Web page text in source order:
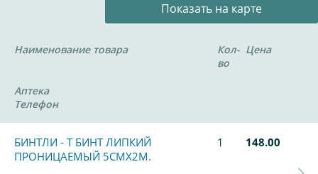
Показать на карте
Наименование товара
Кол-
во
Цена
Аптека
Телефон
БИНТЛИ - Т БИНТ ЛИПКИЙ
ПРОНИЦАЕМЫЙ 5СМХ2М.
1 148.00